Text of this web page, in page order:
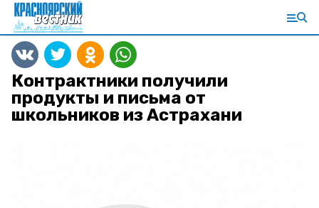
Контрактники получили
продукты и письма от
школьников из Астрахани